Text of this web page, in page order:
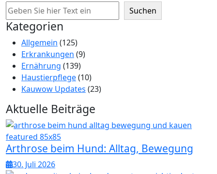
Suchen
Kategorien
Allgemein (125)
Erkrankungen (9)
Ernährung (139)
Haustierpflege(10)
Kauwow Updates (23)
Aktuelle Beiträge
Arthrose beim Hund: Alltag, Bewegung
30. Juli 2026